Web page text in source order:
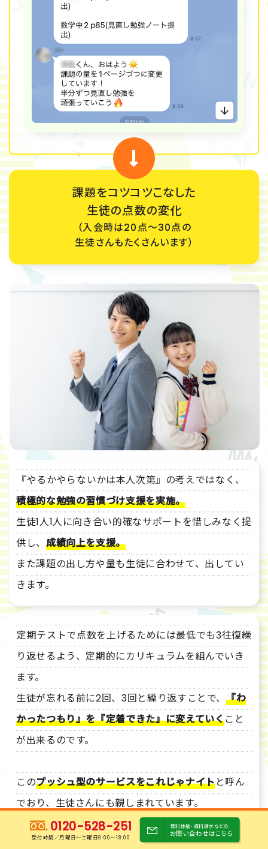
0120-528-251
受付時間／月曜日〜土曜日9:00～18:00
無料体験･資料請求などの
お問い合わせはこちら
課題をコツコツこなした
生徒の点数の変化
（入会時は20点〜30点の
生徒さんもたくさんいます）
『やるかやらないかは本人次第』の考えではなく、
積極的な勉強の習慣づけ支援を実施。
生徒1人1人に向き合い的確なサポートを惜しみなく提
供し、 成績向上を支援。
また課題の出し方や量も生徒に合わせて、出してい
きます。
定期テストで点数を上げるためには最低でも3往復繰
り返せるよう、定期的にカリキュラムを組んでいき
ます。
生徒が忘れる前に2回、3回と繰り返すことで、『わ
かったつもり』を『定着できた』に変えていくこと
が出来るのです。
このプッシュ型のサービスをこれじゃナイトと呼ん
でおり、生徒さんにも親しまれています。